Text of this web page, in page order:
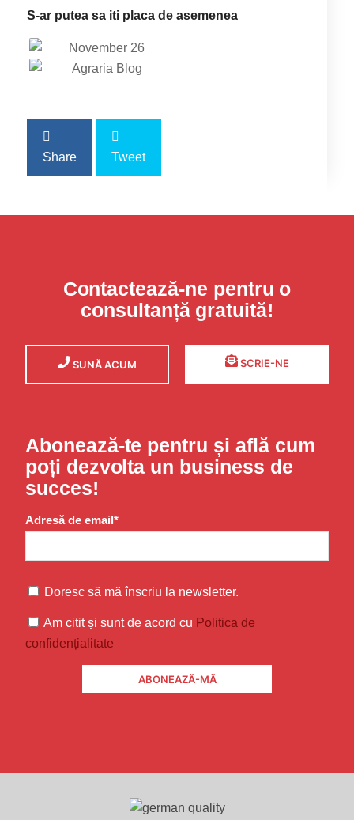
S-ar putea sa iti placa de asemenea
Share Tweet
Contactează-ne pentru o
consultanță gratuită!
SUNĂ ACUM SCRIE-NE
Abonează-te pentru și află cum
poți dezvolta un business de
succes!
Adresă de email*
Doresc să mă înscriu la newsletter.
Am citit și sunt de acord cu Politica de
confidențialitate